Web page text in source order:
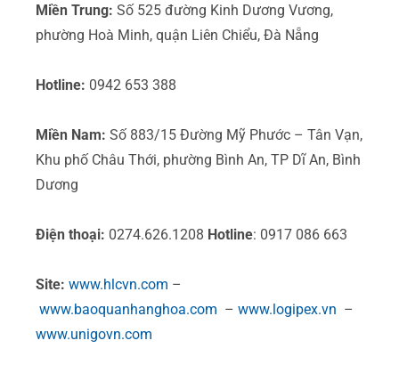
Miền Trung: Số 525 đường Kinh Dương Vương,
phường Hoà Minh, quận Liên Chiểu, Đà Nẵng
Hotline: 0942 653 388
Miền Nam: Số 883/15 Đường Mỹ Phước – Tân Vạn,
Khu phố Châu Thới, phường Bình An, TP Dĩ An, Bình
Dương
Điện thoại: 0274.626.1208 Hotline: 0917 086 663
Site: www.hlcvn.com –
www.baoquanhanghoa.com – www.logipex.vn –
www.unigovn.com